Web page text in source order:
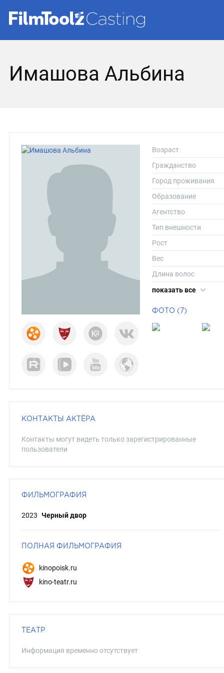
Имашова Альбина
Возраст
Гражданство
Город проживания
Образование
Агентство
Тип внешности
Рост
Вес
Длина волос
Цвет волос
показать все
ФОТО (7)
КОНТАКТЫ АКТЁРА
Контакты могут видеть только зарегистрированные
пользователи
ФИЛЬМОГРАФИЯ
2023 Черный двор
ПОЛНАЯ ФИЛЬМОГРАФИЯ
kinopoisk.ru
kino-teatr.ru
ТЕАТР
Информация временно отсутствует